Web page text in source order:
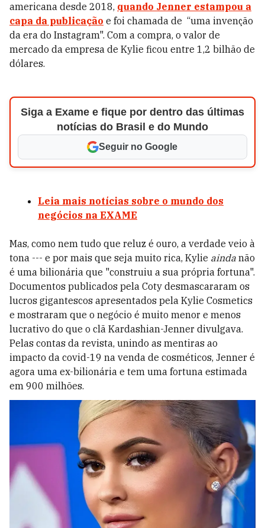
americana desde 2018, quando Jenner estampou a
capa da publicação e foi chamada de “uma invenção
da era do Instagram". Com a compra, o valor de
mercado da empresa de Kylie ficou entre 1,2 bilhão de
dólares.
Siga a Exame e fique por dentro das últimas
notícias do Brasil e do Mundo
Seguir no Google
Leia mais notícias sobre o mundo dos
negócios na EXAME
Mas, como nem tudo que reluz é ouro, a verdade veio à
tona --- e por mais que seja muito rica, Kylie ainda não
é uma bilionária que "construiu a sua própria fortuna".
Documentos publicados pela Coty desmascararam os
lucros gigantescos apresentados pela Kylie Cosmetics
e mostraram que o negócio é muito menor e menos
lucrativo do que o clã Kardashian-Jenner divulgava.
Pelas contas da revista, unindo as mentiras ao
impacto da covid-19 na venda de cosméticos, Jenner é
agora uma ex-bilionária e tem uma fortuna estimada
em 900 milhões.